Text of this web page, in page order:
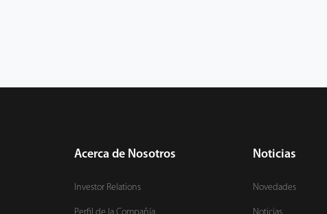
Acerca de Nosotros
Investor Relations
Perfil de la Compañía
Noticias
Novedades
Noticias